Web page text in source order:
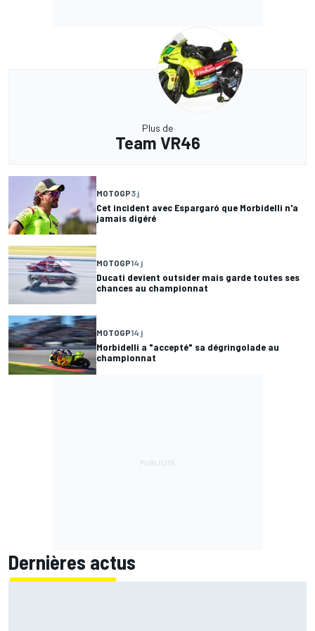
Plus de
Team VR46
MOTOGP3 j
Cet incident avec Espargaró que Morbidelli n'a
jamais digéré
MOTOGP14 j
Ducati devient outsider mais garde toutes ses
chances au championnat
MOTOGP14 j
Morbidelli a "accepté" sa dégringolade au
championnat
Dernières actus